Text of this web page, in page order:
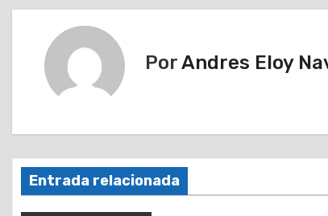
v
c
i
PorAndres Eloy
Entrada relacionada